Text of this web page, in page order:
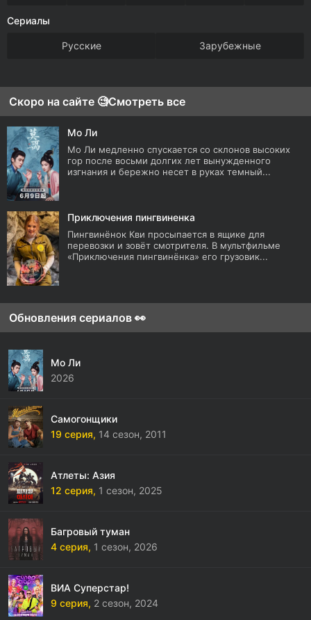
Сериалы
Русские Зарубежные
Скоро на сайте 🧐Смотреть все
Мо Ли
Мо Ли медленно спускается со склонов высоких
гор после восьми долгих лет вынужденного
изгнания и бережно несет в руках темный...
Приключения пингвиненка
Пингвинёнок Кви просыпается в ящике для
перевозки и зовёт смотрителя. В мультфильме
«Приключения пингвинёнка» его грузовик...
Обновления сериалов 👀
Мо Ли
2026
Самогонщики
19 серия, 14 сезон, 2011
Атлеты: Азия
12 серия, 1 сезон, 2025
Багровый туман
4 серия, 1 сезон, 2026
ВИА Суперстар!
9 серия, 2 сезон, 2024